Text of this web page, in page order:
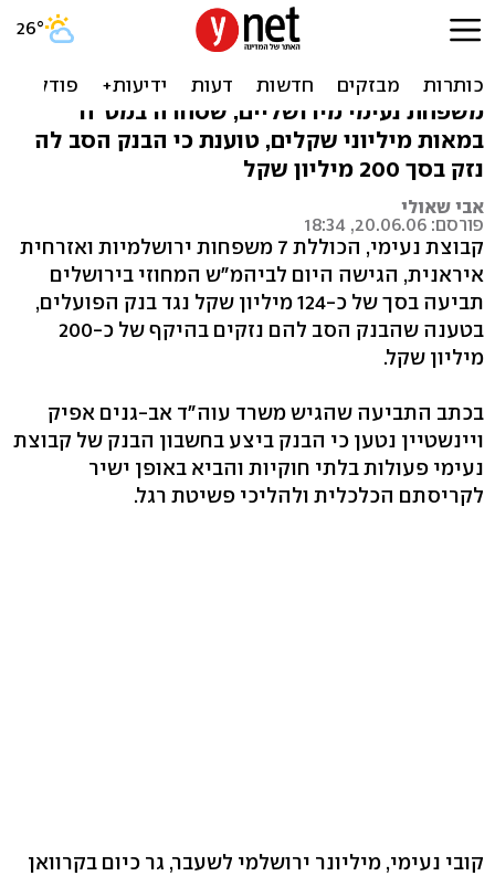
תביעה בסך 124 מיליון שקל
נגד בנק הפועלים
משפחת נעימי מירושליים, שסחרה במט"ח
במאות מיליוני שקלים, טוענת כי הבנק הסב לה
נזק בסך 200 מיליון שקל
אבי שאולי
פורסם: 20.06.06, 18:34
קבוצת נעימי, הכוללת 7 משפחות ירושלמיות ואזרחית
איראנית, הגישה היום לביהמ"ש המחוזי בירושלים
תביעה בסך של כ-124 מיליון שקל נגד בנק הפועלים,
בטענה שהבנק הסב להם נזקים בהיקף של כ-200
מיליון שקל.
בכתב התביעה שהגיש משרד עוה"ד אב-גנים אפיק
ויינשטיין נטען כי הבנק ביצע בחשבון הבנק של קבוצת
נעימי פעולות בלתי חוקיות והביא באופן ישיר
לקריסתם הכלכלית ולהליכי פשיטת רגל.
קובי נעימי, מיליונר ירושלמי לשעבר, גר כיום בקרוואן